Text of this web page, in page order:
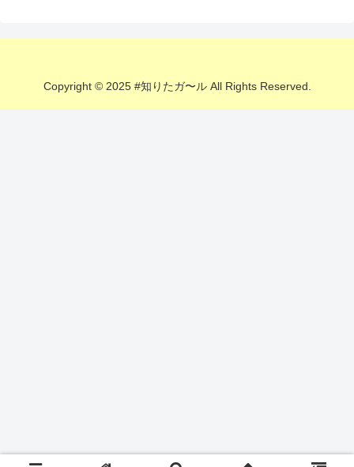
Copyright © 2025 #知りたガ〜ル All Rights Reserved.